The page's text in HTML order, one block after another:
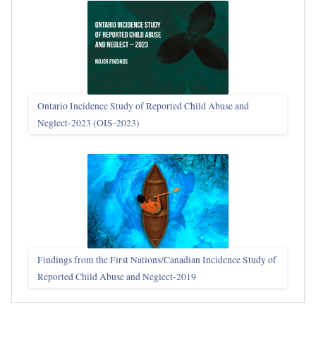
Ontario Incidence Study of Reported Child Abuse and
Neglect-2023 (OIS‑2023)
Findings from the First Nations/Canadian Incidence Study of
Reported Child Abuse and Neglect-2019